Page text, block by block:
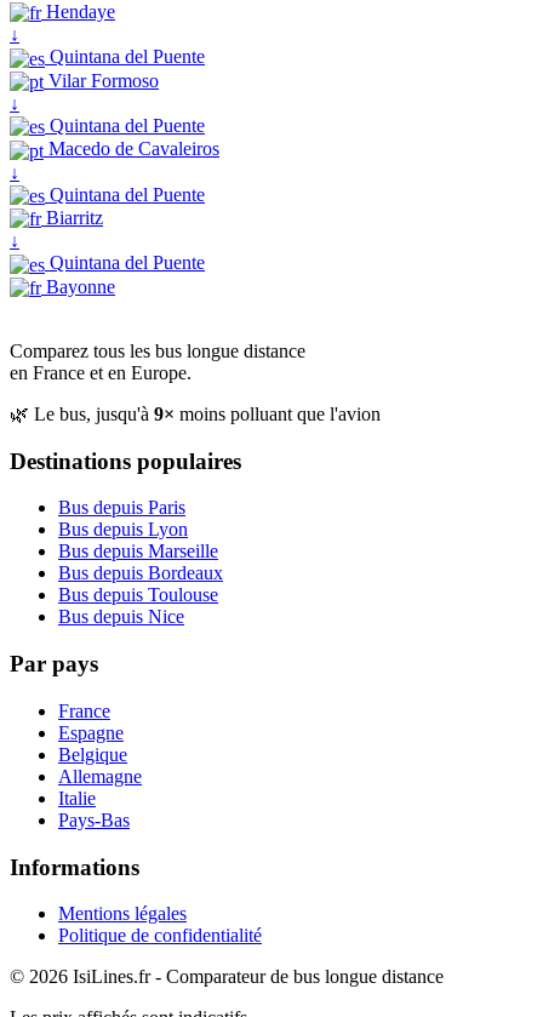
Hendaye
↓
Quintana del Puente
Vilar Formoso
↓
Quintana del Puente
Macedo de Cavaleiros
↓
Quintana del Puente
Biarritz
↓
Quintana del Puente
Bayonne
Comparez tous les bus longue distance
en France et en Europe.
🌿 Le bus, jusqu'à 9× moins polluant que l'avion
Destinations populaires
Bus depuis Paris
Bus depuis Lyon
Bus depuis Marseille
Bus depuis Bordeaux
Bus depuis Toulouse
Bus depuis Nice
Par pays
France
Espagne
Belgique
Allemagne
Italie
Pays-Bas
Informations
Mentions légales
Politique de confidentialité
© 2026 IsiLines.fr - Comparateur de bus longue distance